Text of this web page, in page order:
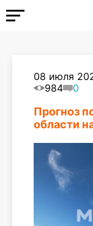
08 июля
984
0
Прогноз
области